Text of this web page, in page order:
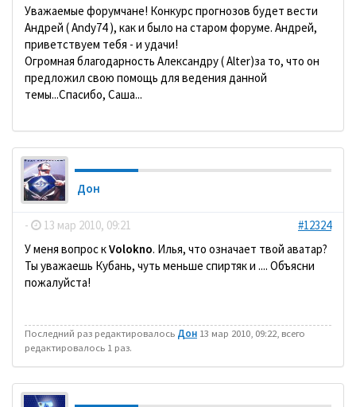
Уважаемые форумчане! Конкурс прогнозов будет вести
Андрей ( Andy74 ), как и было на старом форуме. Андрей,
приветствуем тебя - и удачи!
Огромная благодарность Александру ( Alter)за то, что он
предложил свою помощь для ведения данной
темы...Спасибо, Саша...
Дон
- 13 мар 2010, 09:21
#12324
У меня вопрос кVolokno. Илья, что означает твой аватар?
Ты уважаешь Кубань, чуть меньше спиртяк и .... Объясни
пожалуйста!
Последний раз редактировалось Дон 13 мар 2010, 09:22, всего
редактировалось 1 раз.